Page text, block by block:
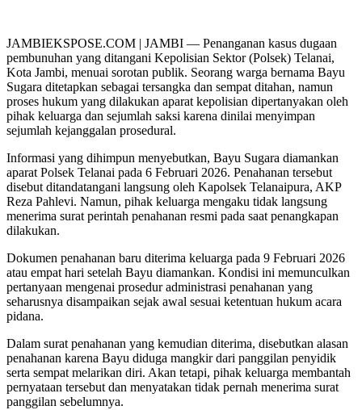
JAMBIEKSPOSE.COM | JAMBI — Penanganan kasus dugaan
pembunuhan yang ditangani Kepolisian Sektor (Polsek) Telanai,
Kota Jambi, menuai sorotan publik. Seorang warga bernama Bayu
Sugara ditetapkan sebagai tersangka dan sempat ditahan, namun
proses hukum yang dilakukan aparat kepolisian dipertanyakan oleh
pihak keluarga dan sejumlah saksi karena dinilai menyimpan
sejumlah kejanggalan prosedural.
Informasi yang dihimpun menyebutkan, Bayu Sugara diamankan
aparat Polsek Telanai pada 6 Februari 2026. Penahanan tersebut
disebut ditandatangani langsung oleh Kapolsek Telanaipura, AKP
Reza Pahlevi. Namun, pihak keluarga mengaku tidak langsung
menerima surat perintah penahanan resmi pada saat penangkapan
dilakukan.
Dokumen penahanan baru diterima keluarga pada 9 Februari 2026
atau empat hari setelah Bayu diamankan. Kondisi ini memunculkan
pertanyaan mengenai prosedur administrasi penahanan yang
seharusnya disampaikan sejak awal sesuai ketentuan hukum acara
pidana.
Dalam surat penahanan yang kemudian diterima, disebutkan alasan
penahanan karena Bayu diduga mangkir dari panggilan penyidik
serta sempat melarikan diri. Akan tetapi, pihak keluarga membantah
pernyataan tersebut dan menyatakan tidak pernah menerima surat
panggilan sebelumnya.